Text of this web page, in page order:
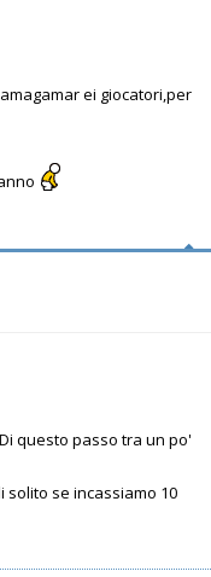
ei giocatori,per
questo passo tra un po'
solito se incassiamo 10